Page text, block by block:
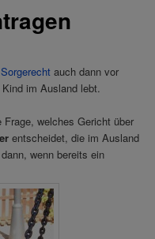
Sorgerecht auch dann vor
im Ausland lebt.
welches Gericht über
entscheidet, die im Ausland
wenn bereits ein